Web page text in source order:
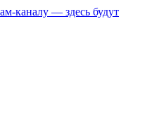
каналу — здесь будут